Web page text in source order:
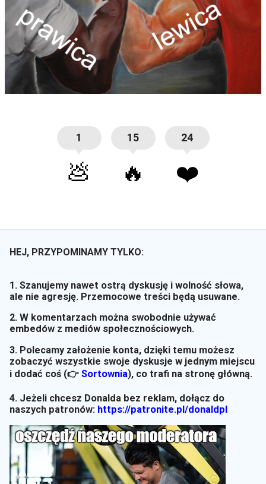
1
💩
15
🔥
24
❤️
HEJ, PRZYPOMINAMY TYLKO:
1. Szanujemy nawet ostrą dyskusję i wolność słowa,
ale nie agresję. Przemocowe treści będą usuwane.
2. W komentarzach można swobodnie używać
embedów z mediów społecznościowych.
3. Polecamy założenie konta, dzięki temu możesz
zobaczyć wszystkie swoje dyskusje w jednym miejscu
i dodać coś (👉 Sortownia), co trafi na stronę główną.
4. Jeżeli chcesz Donalda bez reklam, dołącz do
naszych patronów: https://patronite.pl/donaldpl